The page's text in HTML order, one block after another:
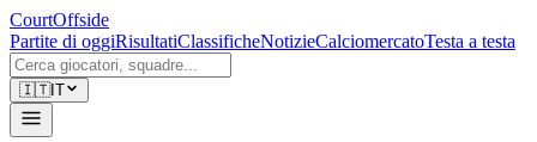
CourtOffside
Partite di oggiRisultatiClassificheNotizieCalciomercatoTesta a testa
🇮🇹IT